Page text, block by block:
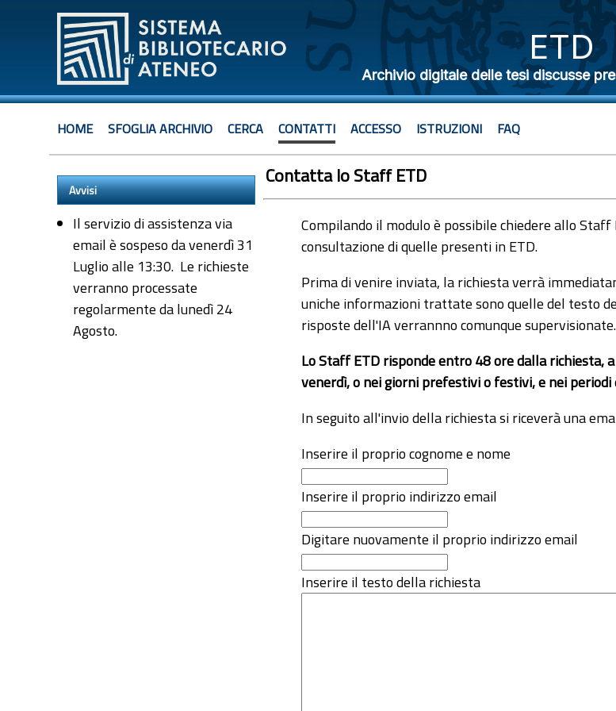
ETD
Archivio digitale delle tesi discusse
HOME SFOGLIA ARCHIVIO CERCA CONTATTI ACCESSO ISTRUZIONI FAQ
Avvisi
Il servizio di assistenza via
email è sospeso da venerdì 31
Luglio alle 13:30. Le richieste
verranno processate
regolarmente da lunedì 24
Agosto.
Contatta lo Staff ETD
Compilando il modulo è possibile chiedere allo
consultazione di quelle presenti in ETD.
Prima di venire inviata, la richiesta verrà
uniche informazioni trattate sono quelle del testo
risposte dell'IA verrannno comunque supervisionate.
Lo Staff ETD risponde entro 48 ore dalla richiesta,
venerdì, o nei giorni prefestivi o festivi, e nei
In seguito all'invio della richiesta si riceverà una
Inserire il proprio cognome e nome
Inserire il proprio indirizzo email
Digitare nuovamente il proprio indirizzo email
Inserire il testo della richiesta